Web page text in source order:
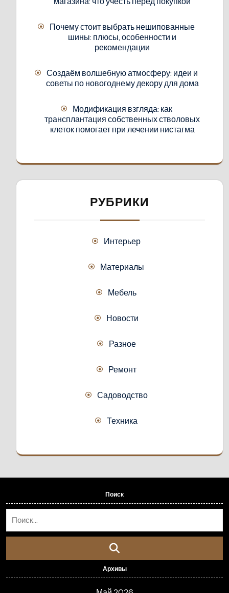
Почему стоит выбрать нешипованные
шины: плюсы, особенности и
рекомендации
Создаём волшебную атмосферу: идеи и
советы по новогоднему декору для дома
Модификация взгляда: как
трансплантация собственных стволовых
клеток помогает при лечении нистагма
РУБРИКИ
Интерьер
Материалы
Мебель
Новости
Разное
Ремонт
Садоводство
Техника
Поиск
Архивы